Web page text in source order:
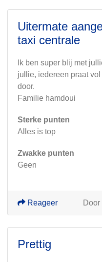
Uitermate
taxi centrale
Ik ben super blij met
jullie, iedereen praat
door.
Familie hamdoui
Sterke punten
Alles is top
Zwakke punten
Geen
Door
Reageer
Prettig